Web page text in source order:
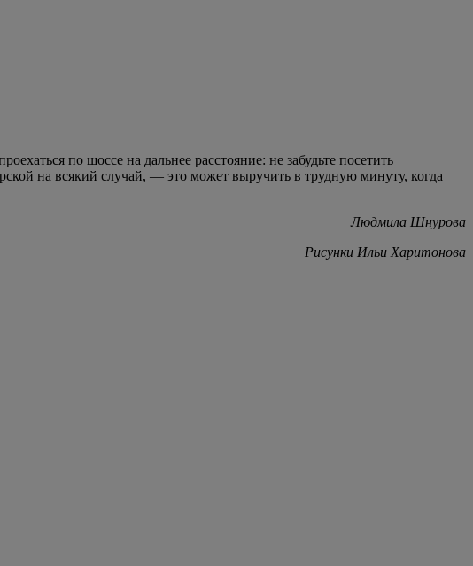
по шоссе на дальнее расстояние: не забудьте посетить
на всякий случай, — это может выручить в трудную минуту, когда
Людмила Шнурова
Рисунки Ильи Харитонова